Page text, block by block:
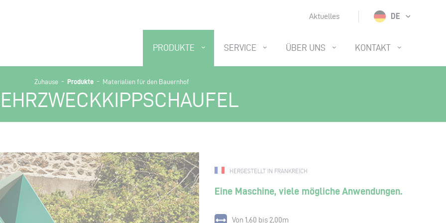
PRODUKTE SERVICE ÜBER UNS KONTAKT
Aktuelles DE
Zuhause- Produkte- Materialien für den Bauernhof
HERGESTELLT IN FRANKREICH
Eine Maschine, viele mögliche Anwendungen.
Von 1,60 bis 2,00m